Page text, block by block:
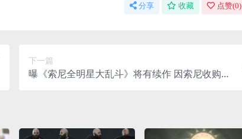
分享 收藏 点赞(0)
下一篇
曝《索尼全明星大乱斗》将有续作 因索尼收购EV